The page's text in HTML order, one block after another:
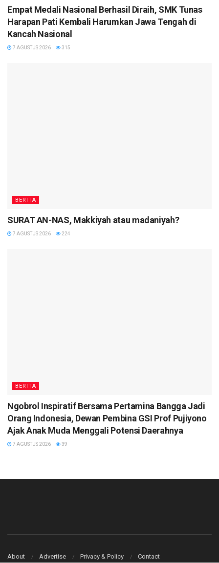
Empat Medali Nasional Berhasil Diraih, SMK Tunas
Harapan Pati Kembali Harumkan Jawa Tengah di
Kancah Nasional
7 AGUSTUS 2026 315
BERITA
SURAT AN-NAS, Makkiyah atau madaniyah?
7 AGUSTUS 2026 224
BERITA
Ngobrol Inspiratif Bersama Pertamina Bangga Jadi
Orang Indonesia, Dewan Pembina GSI Prof Pujiyono
Ajak Anak Muda Menggali Potensi Daerahnya
7 AGUSTUS 2026 39
About Advertise Privacy & Policy Contact